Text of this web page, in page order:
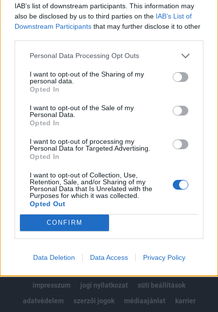
IAB’s list of downstream participants. This information may
also be disclosed by us to third parties on the IAB’s List of
Downstream Participants that may further disclose it to other
Personal Data Processing Opt Outs
I want to opt-out of the Sharing of my
personal data.
Opted In
I want to opt-out of the Sale of my
Personal Data.
Opted In
I want to opt-out of processing my
Personal Data for Targeted Advertising.
Opted In
I want to opt-out of Collection, Use,
Retention, Sale, and/or Sharing of my
Personal Data that Is Unrelated with the
Purposes for which it was collected.
Opted Out
CONFIRM
Data Deletion Data Access Privacy Policy
politikai ellenfelei tehetetlenségének...
KEDVES OLVASÓNK!
A keresett cikk a portfolio.hu hírarchívumához
regisztrációhoz kötött.
Portfolio.hu teljes cikkarchívum
Kötéslisták: BÉT elmúlt 2 év napon belüli
MÁR ELŐFIZETŐNK VAGY?BEJELENTKEZÉS
impresszum
jogi nyilatkozat
süti beállítások
adatvédelem
szerzői jogok médiaajánlat karrier